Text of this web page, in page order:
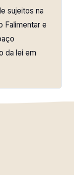
sujeitos na
Falimentar e
da lei em